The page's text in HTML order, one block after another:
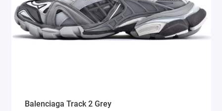
Balenciaga Track 2 Grey